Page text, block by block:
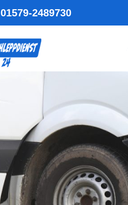
01579-2489730